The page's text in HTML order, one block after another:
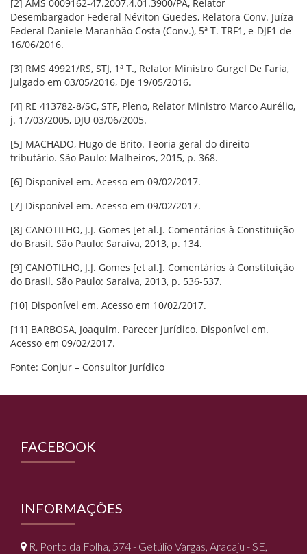
[2] AMS 0009162-47.2007.4.01.3900/PA, Relator
Desembargador Federal Néviton Guedes, Relatora Conv. Juíza
Federal Daniele Maranhão Costa (Conv.), 5ª T. TRF1, e-DJF1 de
16/06/2016.
[3] RMS 49921/RS, STJ, 1ª T., Relator Ministro Gurgel De Faria,
julgado em 03/05/2016, DJe 19/05/2016.
[4] RE 413782-8/SC, STF, Pleno, Relator Ministro Marco Aurélio,
j. 17/03/2005, DJU 03/06/2005.
[5] MACHADO, Hugo de Brito. Teoria geral do direito
tributário. São Paulo: Malheiros, 2015, p. 368.
[6] Disponível em. Acesso em 09/02/2017.
[7] Disponível em. Acesso em 09/02/2017.
[8] CANOTILHO, J.J. Gomes [et al.]. Comentários à Constituição
do Brasil. São Paulo: Saraiva, 2013, p. 134.
[9] CANOTILHO, J.J. Gomes [et al.]. Comentários à Constituição
do Brasil. São Paulo: Saraiva, 2013, p. 536-537.
[10] Disponível em. Acesso em 10/02/2017.
[11] BARBOSA, Joaquim. Parecer jurídico. Disponível em.
Acesso em 09/02/2017.
Fonte: Conjur – Consultor Jurídico
FACEBOOK
INFORMAÇÕES
R. Porto da Folha, 574 - Getúlio Vargas, Aracaju - SE,